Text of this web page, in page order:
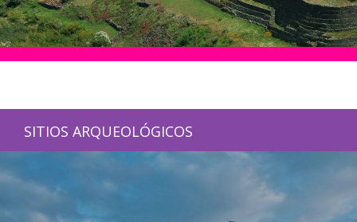
SITIOS ARQUEOLÓGICOS